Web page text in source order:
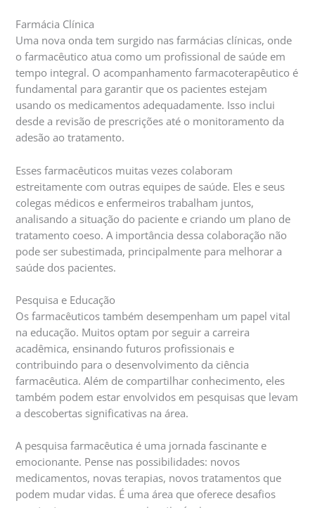
Farmácia Clínica
Uma nova onda tem surgido nas farmácias clínicas, onde
o farmacêutico atua como um profissional de saúde em
tempo integral. O acompanhamento farmacoterapêutico é
fundamental para garantir que os pacientes estejam
usando os medicamentos adequadamente. Isso inclui
desde a revisão de prescrições até o monitoramento da
adesão ao tratamento.
Esses farmacêuticos muitas vezes colaboram
estreitamente com outras equipes de saúde. Eles e seus
colegas médicos e enfermeiros trabalham juntos,
analisando a situação do paciente e criando um plano de
tratamento coeso. A importância dessa colaboração não
pode ser subestimada, principalmente para melhorar a
saúde dos pacientes.
Pesquisa e Educação
Os farmacêuticos também desempenham um papel vital
na educação. Muitos optam por seguir a carreira
acadêmica, ensinando futuros profissionais e
contribuindo para o desenvolvimento da ciência
farmacêutica. Além de compartilhar conhecimento, eles
também podem estar envolvidos em pesquisas que levam
a descobertas significativas na área.
A pesquisa farmacêutica é uma jornada fascinante e
emocionante. Pense nas possibilidades: novos
medicamentos, novas terapias, novos tratamentos que
podem mudar vidas. É uma área que oferece desafios